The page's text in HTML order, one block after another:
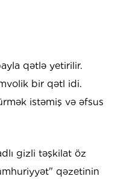
qətlə yetirilir.
bir qətl idi.
istəmiş və əfsus
gizli təşkilat öz
qəzetinin